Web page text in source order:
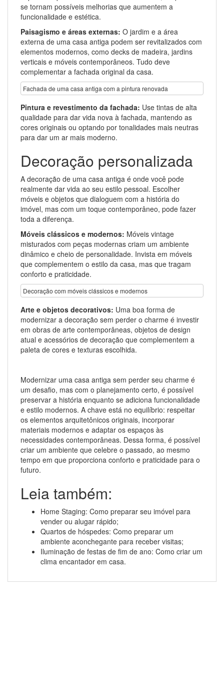
se tornam possíveis melhorias que aumentem a
funcionalidade e estética.
Paisagismo e áreas externas: O jardim e a área
externa de uma casa antiga podem ser revitalizados com
elementos modernos, como decks de madeira, jardins
verticais e móveis contemporâneos. Tudo deve
complementar a fachada original da casa.
Fachada de uma casa antiga com a pintura renovada
Pintura e revestimento da fachada: Use tintas de alta
qualidade para dar vida nova à fachada, mantendo as
cores originais ou optando por tonalidades mais neutras
para dar um ar mais moderno.
Decoração personalizada
A decoração de uma casa antiga é onde você pode
realmente dar vida ao seu estilo pessoal. Escolher
móveis e objetos que dialoguem com a história do
imóvel, mas com um toque contemporâneo, pode fazer
toda a diferença.
Móveis clássicos e modernos: Móveis vintage
misturados com peças modernas criam um ambiente
dinâmico e cheio de personalidade. Invista em móveis
que complementem o estilo da casa, mas que tragam
conforto e praticidade.
Decoração com móveis clássicos e modernos
Arte e objetos decorativos: Uma boa forma de
modernizar a decoração sem perder o charme é investir
em obras de arte contemporâneas, objetos de design
atual e acessórios de decoração que complementem a
paleta de cores e texturas escolhida.
Modernizar uma casa antiga sem perder seu charme é
um desafio, mas com o planejamento certo, é possível
preservar a história enquanto se adiciona funcionalidade
e estilo modernos. A chave está no equilíbrio: respeitar
os elementos arquitetônicos originais, incorporar
materiais modernos e adaptar os espaços às
necessidades contemporâneas. Dessa forma, é possível
criar um ambiente que celebre o passado, ao mesmo
tempo em que proporciona conforto e praticidade para o
futuro.
Leia também:
Home Staging: Como preparar seu imóvel para
vender ou alugar rápido;
Quartos de hóspedes: Como preparar um
ambiente aconchegante para receber visitas;
Iluminação de festas de fim de ano: Como criar um
clima encantador em casa.